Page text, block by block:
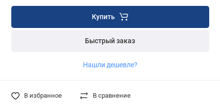
Купить
Быстрый заказ
Нашли дешевле?
В избранное В сравнение